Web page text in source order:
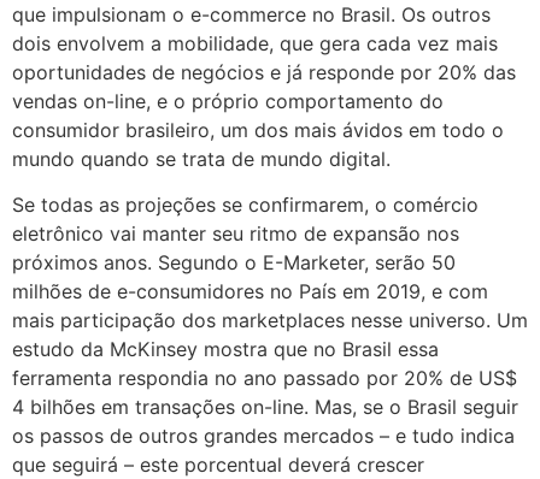
que impulsionam o e-commerce no Brasil. Os outros
dois envolvem a mobilidade, que gera cada vez mais
oportunidades de negócios e já responde por 20% das
vendas on-line, e o próprio comportamento do
consumidor brasileiro, um dos mais ávidos em todo o
mundo quando se trata de mundo digital.
Se todas as projeções se confirmarem, o comércio
eletrônico vai manter seu ritmo de expansão nos
próximos anos. Segundo o E-Marketer, serão 50
milhões de e-consumidores no País em 2019, e com
mais participação dos marketplaces nesse universo. Um
estudo da McKinsey mostra que no Brasil essa
ferramenta respondia no ano passado por 20% de US$
4 bilhões em transações on-line. Mas, se o Brasil seguir
os passos de outros grandes mercados – e tudo indica
que seguirá – este porcentual deverá crescer